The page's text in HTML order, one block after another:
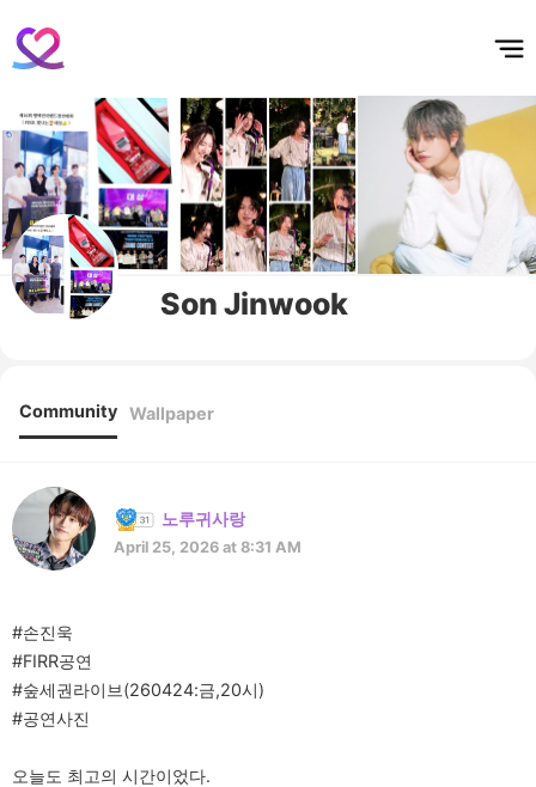
Son Jinwook
Community Wallpaper
노루귀사랑
April 25, 2026 at 8:31 AM
#손진욱
#FIRR공연
#숲세권라이브(260424:금,20시)
#공연사진
오늘도 최고의 시간이었다.